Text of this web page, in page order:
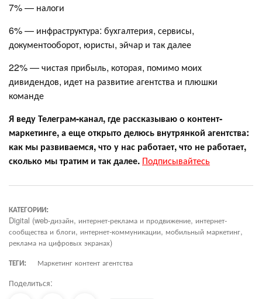
7% — налоги
6% — инфраструктура: бухгалтерия, сервисы,
документооборот, юристы, эйчар и так далее
22% — чистая прибыль, которая, помимо моих
дивидендов, идет на развитие агентства и плюшки
команде
Я веду Телеграм-канал, где рассказываю о контент-
маркетинге, а еще открыто делюсь внутрянкой агентства:
как мы развиваемся, что у нас работает, что не работает,
сколько мы тратим и так далее. Подписывайтесь
КАТЕГОРИИ:
Digital (web-дизайн, интернет-реклама и продвижение, интернет-
сообщества и блоги, интернет-коммуникации, мобильный маркетинг,
реклама на цифровых экранах)
ТЕГИ:
Маркетинг контент агентства
Поделиться: